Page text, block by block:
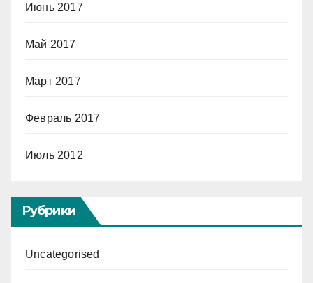
Июнь 2017
Май 2017
Март 2017
Февраль 2017
Июль 2012
Рубрики
Uncategorised